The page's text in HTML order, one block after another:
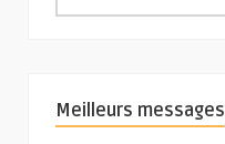
Meilleurs messages